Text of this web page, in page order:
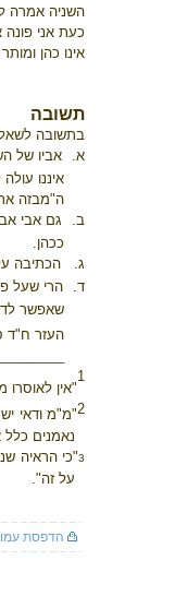
השניה אמרה
כעת אני
אינו כהן
תשובה
בתשובה
א.
אביו של
איננו
ה"מבזה
ב.
גם אבי
ככהן.
ג.
הכתיבה
ד.
הרי שעל
שאפשר
העזר ח"ד
1
"אין לאוסרו
2"מ"מ ודאי
נאמנים כלל
3"כי הראיה
על זה".
הדפסת